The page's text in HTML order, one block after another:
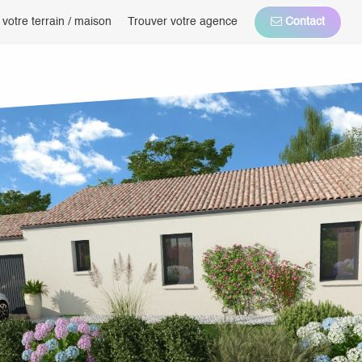
terrain / maison Trouver votre agence Contact